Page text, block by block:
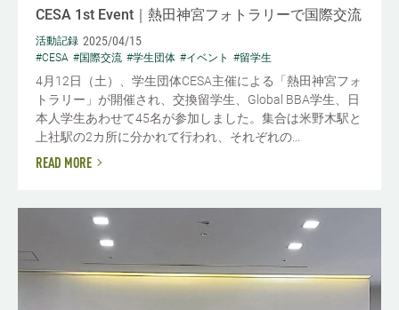
CESA 1st Event｜熱田神宮フォトラリーで国際交流
活動記録 2025/04/15
#CESA #国際交流 #学生団体 #イベント #留学生
4月12日（土）、学生団体CESA主催による「熱田神宮フォ
トラリー」が開催され、交換留学生、Global BBA学生、日
本人学生あわせて45名が参加しました。集合は米野木駅と
上社駅の2カ所に分かれて行われ、それぞれの...
READ MORE